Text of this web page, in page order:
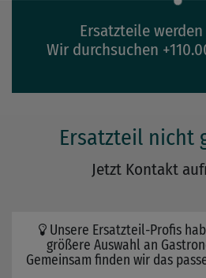
Ersatzteile
Wir durchsuchen
Ersatzteil nicht
Jetzt Kontakt
Unsere Ersatzteil-Profis
größere Auswahl an
Gemeinsam finden wir das